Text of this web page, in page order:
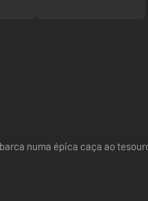
numa épica caça ao